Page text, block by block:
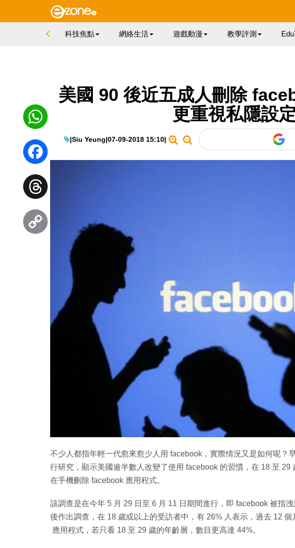
科技焦點 網絡生活 遊戲動漫 教學評測
美國 90 後近五成人刪除
更重視私隱設定
|Siu Yeung|07-09-2018 15:10|
不少人都指年輕一代愈來愈少人用 facebook，實際情況又是如何呢？
行研究，顯示美國逾半數人改變了使用 facebook 的習慣，在 18 至 29
在手機刪除 facebook 應用程式。
該調查是在今年 5 月 29 日至 6 月 11 日期間進行，即 facebook 被指
後作出調查，在 18 歲或以上的受訪者中，有 26% 人表示，過去 12
應用程式，若只看 18 至 29 歲的年齡層，數目更高達 44%。
WhatsApp
Facebook
Threads